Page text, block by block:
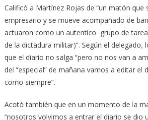
Calificó a Martínez Rojas de “un matón que
empresario y se mueve acompañado de
actuaron como un autentico grupo de
de la dictadura militar)”. Según el delegado,
que el diario no salga “pero no nos van a
del “especial” de mañana vamos a editar el
como siempre”.
Acotó también que en un momento de la
“nosotros volvimos a entrar el diario se dio